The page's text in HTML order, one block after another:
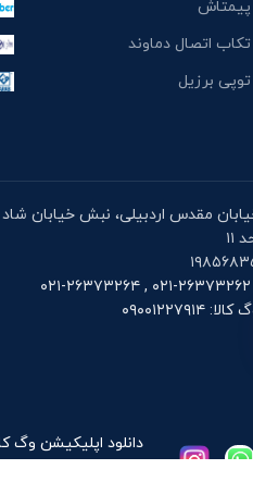
پیمتاش
تکاب اتصال دماوند
توپی برزیل
دانلود اپلیکیشن وگ